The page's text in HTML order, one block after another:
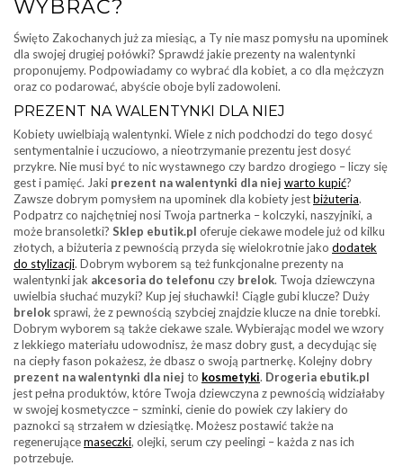
WYBRAĆ?
Święto Zakochanych już za miesiąc, a Ty nie masz pomysłu na upominek
dla swojej drugiej połówki? Sprawdź jakie prezenty na walentynki
proponujemy. Podpowiadamy co wybrać dla kobiet, a co dla mężczyzn
oraz co podarować, abyście oboje byli zadowoleni.
PREZENT NA WALENTYNKI DLA NIEJ
Kobiety uwielbiają walentynki. Wiele z nich podchodzi do tego dosyć
sentymentalnie i uczuciowo, a nieotrzymanie prezentu jest dosyć
przykre. Nie musi być to nic wystawnego czy bardzo drogiego – liczy się
gest i pamięć. Jaki prezent na walentynki dla niej warto kupić?
Zawsze dobrym pomysłem na upominek dla kobiety jestbiżuteria.
Podpatrz co najchętniej nosi Twoja partnerka – kolczyki, naszyjniki, a
może bransoletki? Sklep ebutik.pl oferuje ciekawe modele już od kilku
złotych, a biżuteria z pewnością przyda się wielokrotnie jako dodatek
do stylizacji. Dobrym wyborem są też funkcjonalne prezenty na
walentynki jak akcesoria do telefonu czy brelok. Twoja dziewczyna
uwielbia słuchać muzyki? Kup jej słuchawki! Ciągle gubi klucze? Duży
brelok sprawi, że z pewnością szybciej znajdzie klucze na dnie torebki.
Dobrym wyborem są także ciekawe szale. Wybierając model we wzory
z lekkiego materiału udowodnisz, że masz dobry gust, a decydując się
na ciepły fason pokażesz, że dbasz o swoją partnerkę. Kolejny dobry
prezent na walentynki dla niej to kosmetyki. Drogeria ebutik.pl
jest pełna produktów, które Twoja dziewczyna z pewnością widziałaby
w swojej kosmetyczce – szminki, cienie do powiek czy lakiery do
paznokci są strzałem w dziesiątkę. Możesz postawić także na
regenerującemaseczki, olejki, serum czy peelingi – każda z nas ich
potrzebuje.